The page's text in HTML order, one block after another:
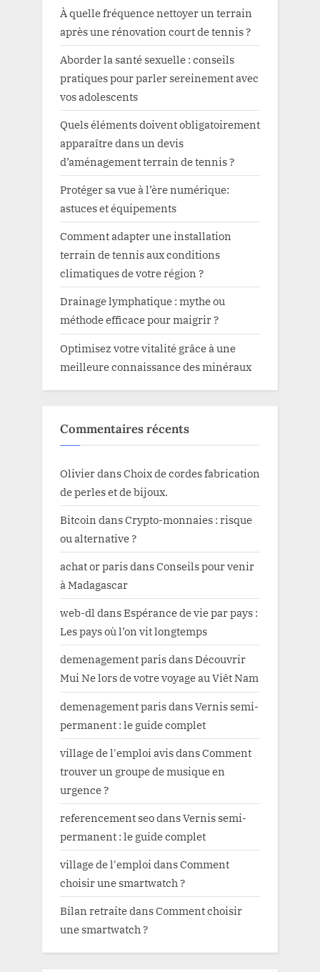
À quelle fréquence nettoyer un terrain
après une rénovation court de tennis ?
Aborder la santé sexuelle : conseils
pratiques pour parler sereinement avec
vos adolescents
Quels éléments doivent obligatoirement
apparaître dans un devis
d’aménagement terrain de tennis ?
Protéger sa vue à l’ère numérique:
astuces et équipements
Comment adapter une installation
terrain de tennis aux conditions
climatiques de votre région ?
Drainage lymphatique : mythe ou
méthode efficace pour maigrir ?
Optimisez votre vitalité grâce à une
meilleure connaissance des minéraux
Commentaires récents
OlivierdansChoix de cordes fabrication
de perles et de bijoux.
Bitcoin dansCrypto-monnaies : risque
ou alternative ?
achat or parisdansConseils pour venir
à Madagascar
web-dl dansEspérance de vie par pays :
Les pays où l’on vit longtemps
demenagement parisdansDécouvrir
Mui Ne lors de votre voyage au Viêt Nam
demenagement parisdansVernis semi-
permanent : le guide complet
village de l'emploi avisdansComment
trouver un groupe de musique en
urgence ?
referencement seodansVernis semi-
permanent : le guide complet
village de l'emploidansComment
choisir une smartwatch ?
Bilan retraitedansComment choisir
une smartwatch ?